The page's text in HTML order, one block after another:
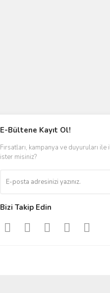
E-Bültene Kayıt Ol!
Fırsatları, kampanya ve duyuruları
ister misiniz?
Bizi Takip Edin